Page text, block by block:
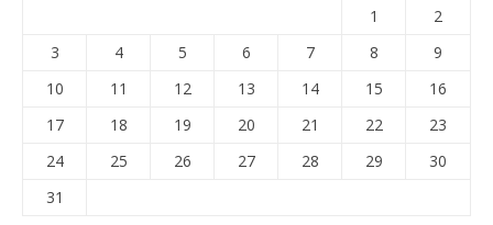
1
2
3
4 5 6 7 8
9
10
11 12 13 14 15
16
17
18 19 20 21 22
23
24
25 26 27 28 29
30
31